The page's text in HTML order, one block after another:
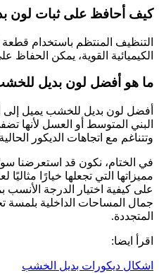
كيف أحافظ على ثبات لون
التنظيف المنتظم باستخدام
الكيميائية القوية، يمكن الحفاظ
ما هو أفضل لون بديل
أفضل لون بديل للخشب يميل إلى
البني المتوسط أو العسل لأنها
وتتناغم مع اتجاهات الديكور
في الختام، نكون قد استعرضنا
مميزاتها التي تجعلها خيارًا
على كيفية اختيار الدرجة الأنسب
جمال المساحات الداخلية بلمسة
المتجددة.
اقرأ ايضا:
اشكال ديكورات بديل الخشب